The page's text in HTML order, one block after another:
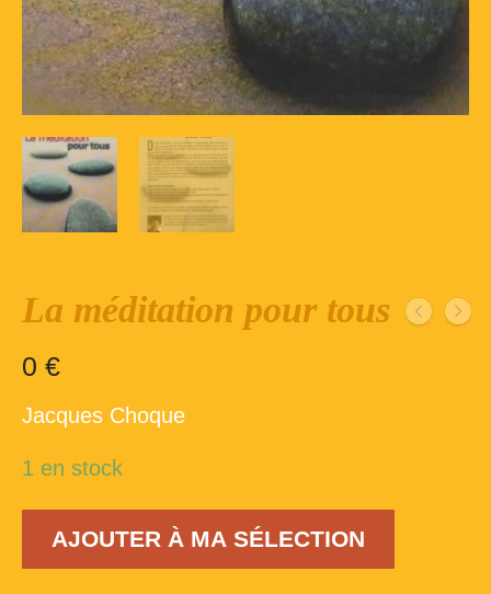
Inscription – club de lecture – Echecs
Répertoire du fonds de la bibliothèque –
Répertoire du fonds de la Bibliothèque –
Déconnexion
La méditation pour tous
0 €
Jacques Choque
1 en stock
La
AJOUTER À MA SÉLECTION